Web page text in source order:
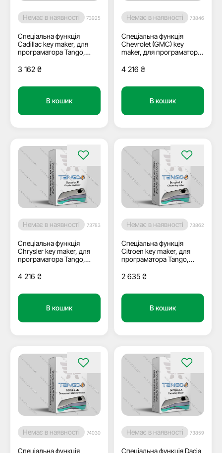
Немає в наявності 73925
Спеціальна функція
Cadillac key maker, для
програматора Tango,
3 162 ₴
В кошик
Немає в наявності 73846
Спеціальна функція
Chevrolet (GMC) key
maker, для програматора
4 216 ₴
В кошик
Немає в наявності 73783
Спеціальна функція
Chrysler key maker, для
програматора Tango,
4 216 ₴
В кошик
Немає в наявності 73862
Спеціальна функція
Citroen key maker, для
програматора Tango,
2 635 ₴
В кошик
Немає в наявності 74030
Спеціальна функція
Немає в наявності 73859
Спеціальна функція Dacia